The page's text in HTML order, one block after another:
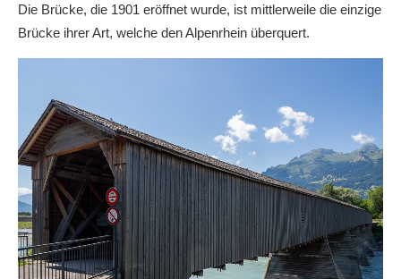
Die Brücke, die 1901 eröffnet wurde, ist mittlerweile die einzige
Brücke ihrer Art, welche den Alpenrhein überquert.